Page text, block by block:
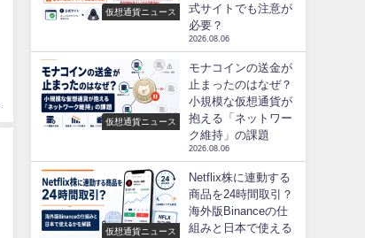
仮想通貨ニュース
式サイトでも注意が
必要？
2026.08.06
仮想通貨ニュース
モナコインの送金が
止まったのはなぜ？
小規模な仮想通貨が
抱える「ネットワー
ク維持」の課題
2026.08.06
仮想通貨ニュース
Netflix株に連動する
商品を24時間取引？
海外版Binanceの仕
組みと日本で使える